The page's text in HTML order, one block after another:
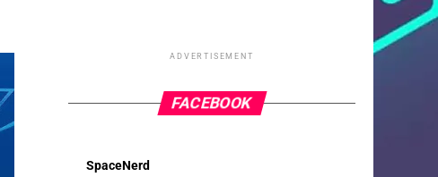
ADVERTISEMENT
FACEBOOK
SpaceNerd